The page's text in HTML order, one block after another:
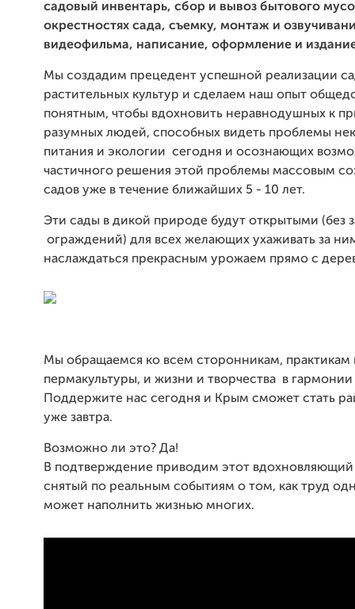
садовый инвентарь, сбор и вывоз бытового
окрестностях сада, съемку, монтаж и
видеофильма, написание, оформление и
Мы создадим прецедент успешной реализации
растительных культур и сделаем наш опыт
понятным, чтобы вдохновить неравнодушных к
разумных людей, способных видеть проблемы
питания и экологии сегодня и осознающих
частичного решения этой проблемы массовым
садов уже в течение ближайших 5 - 10 лет.
Эти сады в дикой природе будут открытыми (без
ограждений) для всех желающих ухаживать за
наслаждаться прекрасным урожаем прямо с
Мы обращаемся ко всем сторонникам, практикам
пермакультуры, и жизни и творчества в
Поддержите нас сегодня и Крым сможет стать
уже завтра.
Возможно ли это? Да!
В подтверждение приводим этот
снятый по реальным событиям о том, как труд
может наполнить жизнью многих.